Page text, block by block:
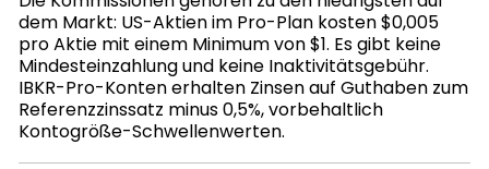
dem Markt: US-Aktien im Pro-Plan kosten $0,005
pro Aktie mit einem Minimum von $1. Es gibt keine
Mindesteinzahlung und keine Inaktivitätsgebühr.
IBKR-Pro-Konten erhalten Zinsen auf Guthaben zum
Referenzzinssatz minus 0,5%, vorbehaltlich
Kontogröße-Schwellenwerten.